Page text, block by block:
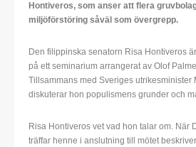
Hontiveros, som anser att flera
miljöförstöring såväl som övergrepp.
Den filippinska senatorn Risa Hontiveros
på ett seminarium arrangerat av Olof
Tillsammans med Sveriges utrikesminister
diskuterar hon populismens grunder och
Risa Hontiveros vet vad hon talar om. När
träffar henne i anslutning till mötet